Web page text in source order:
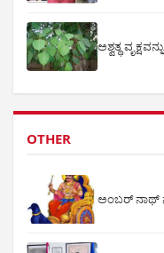
ಅಶ್ವತ್ಥ
OTHER
ಅಂಬರ್ ನಾಥ್